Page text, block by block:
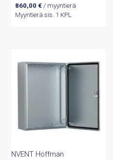
860,00 €/ myyntierä
Myyntierä sis. 1 KPL
NVENT Hoffman